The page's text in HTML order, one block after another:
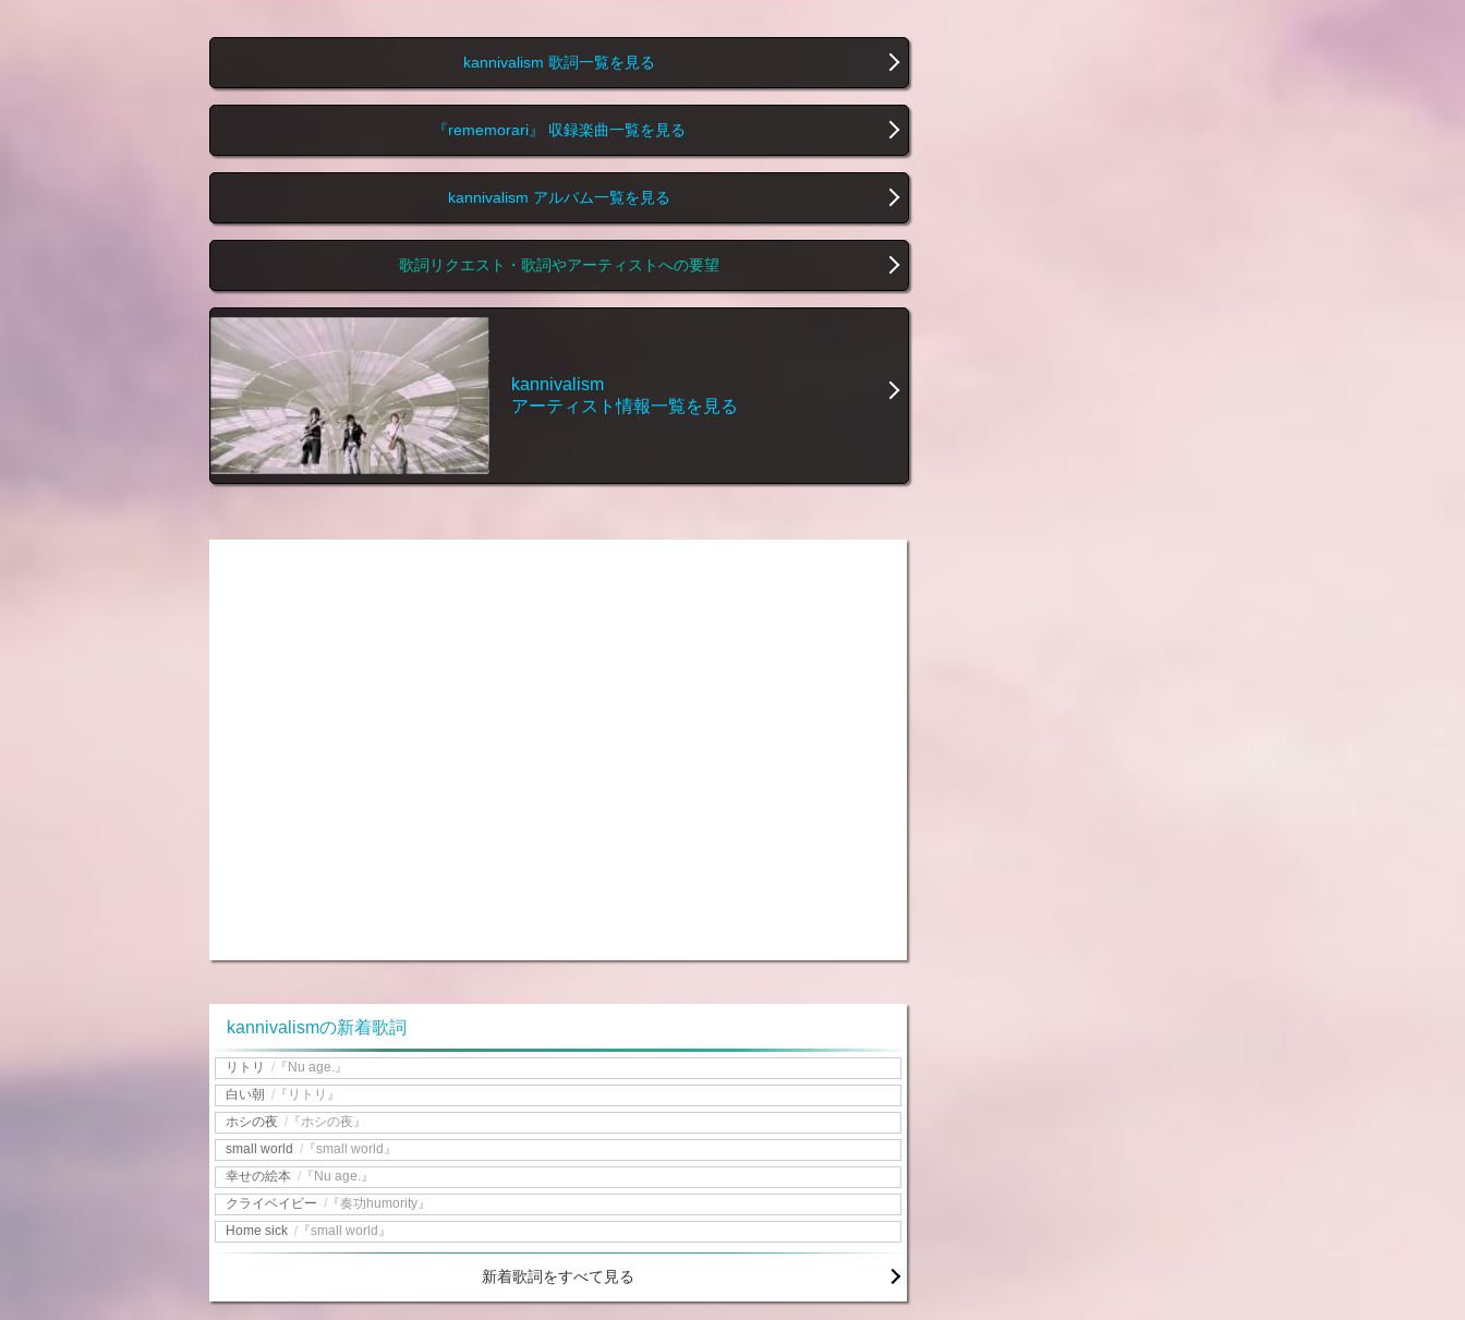
kannivalism 歌詞一覧を見る
『rememorari』 収録楽曲一覧を見る
kannivalism アルバム一覧を見る
歌詞リクエスト・歌詞やアーティストへの要望
kannivalism
アーティスト情報一覧を見る
kannivalismの新着歌詞
リトリ / 『Nu age.』
白い朝 / 『リトリ』
ホシの夜 / 『ホシの夜』
small world / 『small world』
幸せの絵本 / 『Nu age.』
クライベイビー / 『奏功humority』
Home sick / 『small world』
新着歌詞をすべて見る